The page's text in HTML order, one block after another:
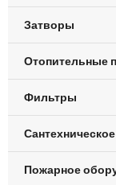
Затворы
Отопительные
Фильтры
Пожарное